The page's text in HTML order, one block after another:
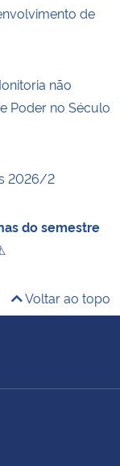
de
não
Poder no Século
2026/2
do semestre
Voltar ao topo